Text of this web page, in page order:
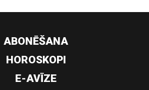
ABONĒŠANA
HOROSKOPI
E-AVĪZE